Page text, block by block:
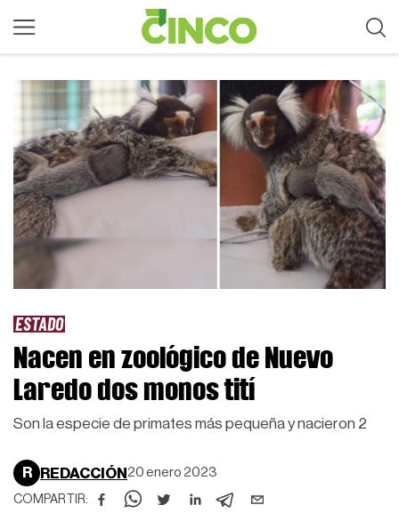
ESTADO
Nacen en zoológico de Nuevo
Laredo dos monos tití
Son la especie de primates más pequeña y nacieron 2
R REDACCIÓN 20 enero 2023
COMPARTIR: